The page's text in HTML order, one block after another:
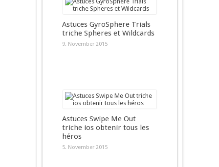
Astuces GyroSphere Trials
triche Spheres et Wildcards
9. November 2015
Astuces Swipe Me Out
triche ios obtenir tous les
héros
5. November 2015